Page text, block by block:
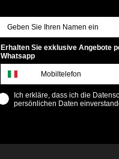
Erhalten Sie exklusive Angebote
Whatsapp
Ich erkläre, dass ich die
persönlichen Daten